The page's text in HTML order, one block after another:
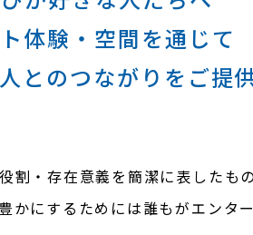
体験・空間を通じて
とのつながりをご提
割・存在意義を簡潔に表したもの
かにするためには誰もがエンタ